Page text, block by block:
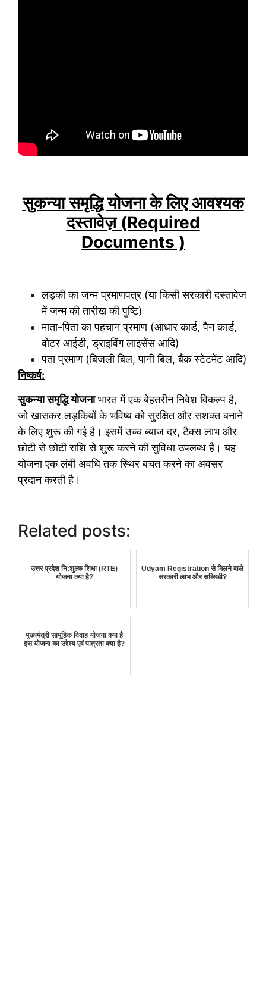
सुकन्या समृद्धि योजना के लिए आवश्यक
दस्तावेज़ (Required
Documents )
लड़की का जन्म प्रमाणपत्र (या किसी सरकारी दस्तावेज़
में जन्म की तारीख की पुष्टि)
माता-पिता का पहचान प्रमाण (आधार कार्ड, पैन कार्ड,
वोटर आईडी, ड्राइविंग लाइसेंस आदि)
पता प्रमाण (बिजली बिल, पानी बिल, बैंक स्टेटमेंट आदि)
निष्कर्ष:
सुकन्या समृद्धि योजनाभारत में एक बेहतरीन निवेश विकल्प है,
जो खासकर लड़कियों के भविष्य को सुरक्षित और सशक्त बनाने
के लिए शुरू की गई है। इसमें उच्च ब्याज दर, टैक्स लाभ और
छोटी से छोटी राशि से शुरू करने की सुविधा उपलब्ध है। यह
योजना एक लंबी अवधि तक स्थिर बचत करने का अवसर
प्रदान करती है।
Related posts:
उत्तर प्रदेश नि:शुल्क शिक्षा (RTE)
योजना क्या है?
Udyam Registration से मिलने वाले
सरकारी लाभ और सब्सिडी?
मुख्यमंत्री सामूहिक विवाह योजना क्या है
इस योजना का उद्देश्य एवं पात्रता क्या है?